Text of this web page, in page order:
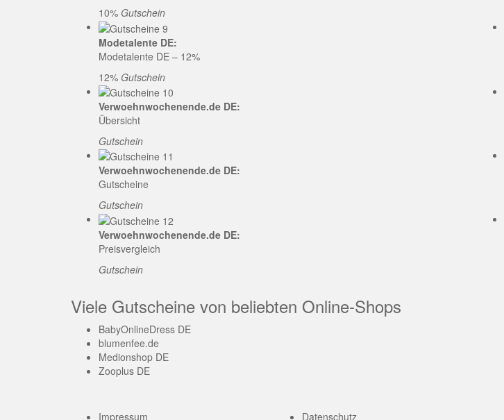
10% Gutschein
Modetalente DE:
Modetalente DE – 12%
12% Gutschein
Verwoehnwochenende.de DE:
Übersicht
Gutschein
Verwoehnwochenende.de DE:
Gutscheine
Gutschein
Verwoehnwochenende.de DE:
Preisvergleich
Gutschein
Viele Gutscheine von beliebten Online-Shops
BabyOnlineDress DE
blumenfee.de
Medionshop DE
Zooplus DE
Impressum
Datenschutz